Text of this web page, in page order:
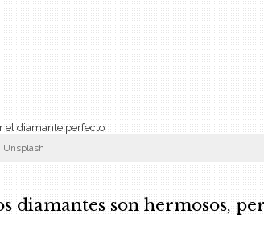
Unsplash
diamantes son hermosos,